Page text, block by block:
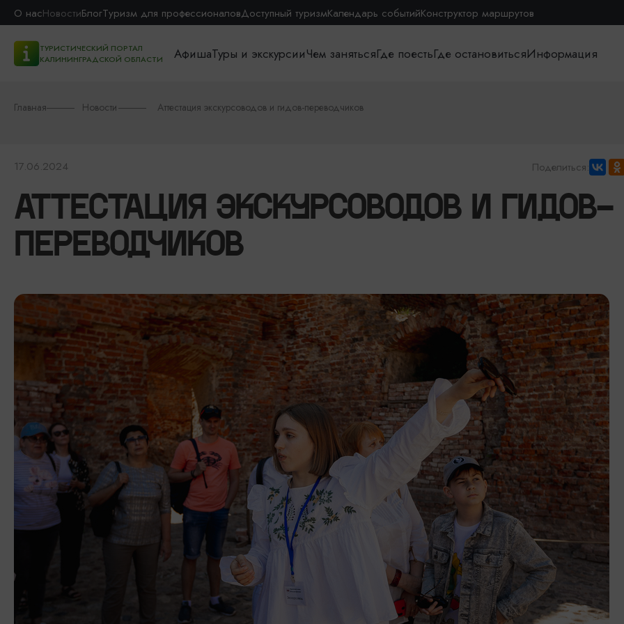
О насНовостиБлогТуризм для профессионаловДоступный туризмКалендарь событийКонструктор маршрутов
ТУРИСТИЧЕСКИЙ ПОРТАЛ
КАЛИНИНГРАДСКОЙ ОБЛАСТИ
АфишаТуры и экскурсииЧем занятьсяГде поестьГде остановитьсяИнформация
Главная Новости Аттестация экскурсоводов и гидов-переводчиков
17.06.2024 Поделиться:
АТТЕСТАЦИЯ ЭКСКУРСОВОДОВ И ГИДОВ-
ПЕРЕВОДЧИКОВ